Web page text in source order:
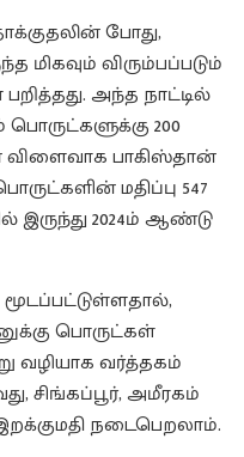
போது,
மிகவும் விரும்பப்படும்
அந்த நாட்டில்
பொருட்களுக்கு 200
விளைவாக பாகிஸ்தான்
மதிப்பு 547
இருந்து 2024ம் ஆண்டு
பொருட்கள்
வழியாக வர்த்தகம்
சிங்கப்பூர், அமீரகம்
நடைபெறலாம்.